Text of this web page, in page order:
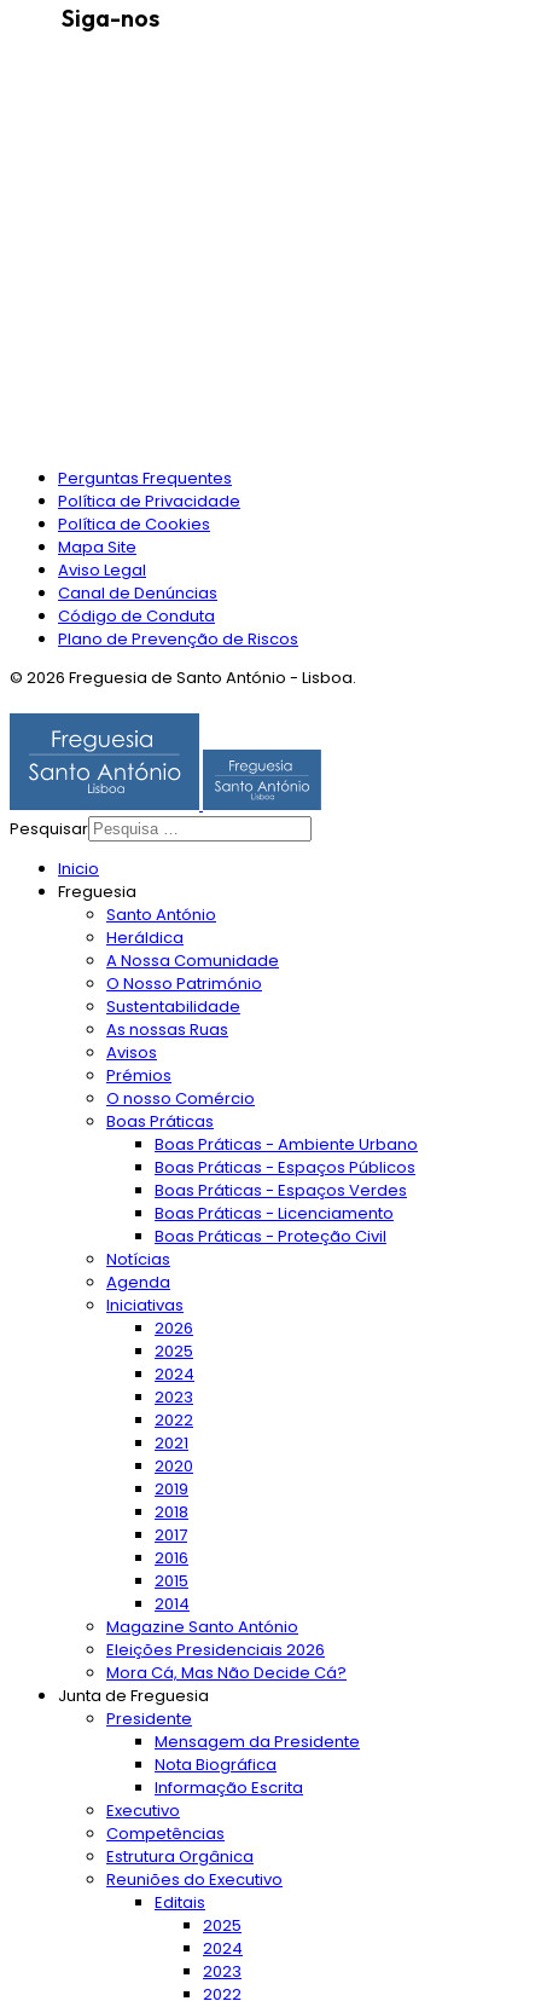
Siga-nos
Perguntas Frequentes
Política de Privacidade
Política de Cookies
Mapa Site
Aviso Legal
Canal de Denúncias
Código de Conduta
Plano de Prevenção de Riscos
© 2026 Freguesia de Santo António - Lisboa.
Pesquisar
Inicio
Freguesia
Santo António
Heráldica
A Nossa Comunidade
O Nosso Património
Sustentabilidade
As nossas Ruas
Avisos
Prémios
O nosso Comércio
Boas Práticas
Boas Práticas - Ambiente Urbano
Boas Práticas - Espaços Públicos
Boas Práticas - Espaços Verdes
Boas Práticas - Licenciamento
Boas Práticas - Proteção Civil
Notícias
Agenda
Iniciativas
2026
2025
2024
2023
2022
2021
2020
2019
2018
2017
2016
2015
2014
Magazine Santo António
Eleições Presidenciais 2026
Mora Cá, Mas Não Decide Cá?
Junta de Freguesia
Presidente
Mensagem da Presidente
Nota Biográfica
Informação Escrita
Executivo
Competências
Estrutura Orgânica
Reuniões do Executivo
Editais
2025
2024
2023
2022